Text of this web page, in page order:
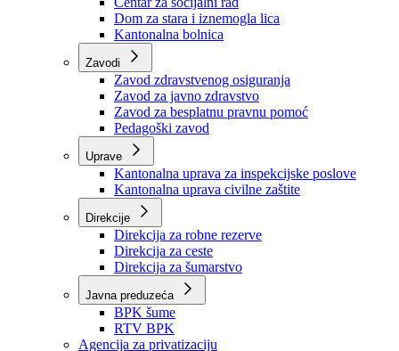
Služba za zapošljavanje
Ustanove
Centar za socijalni rad
Dom za stara i iznemogla lica
Kantonalna bolnica
Zavodi
Zavod zdravstvenog osiguranja
Zavod za javno zdravstvo
Zavod za besplatnu pravnu pomoć
Pedagoški zavod
Kantonalna uprava za inspekcijske poslove
Kantonalna uprava civilne zaštite
Direkcije
Direkcija za robne rezerve
Direkcija za ceste
Direkcija za šumarstvo
Javna preduzeća